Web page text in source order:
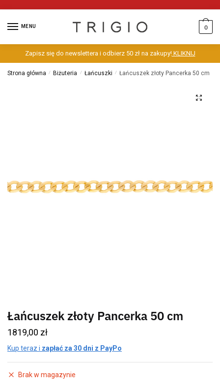
MENU 0
Zapisz się do newslettera i odbierz 50 zł na zakupy!KLIKNIJ
Strona główna / Biżuteria / Łańcuszki / Łańcuszek złoty Pancerka 50 cm
Łańcuszek złoty Pancerka 50 cm
1819,00 zł
Kup teraz i zapłać za 30 dni z PayPo
Brak w magazynie